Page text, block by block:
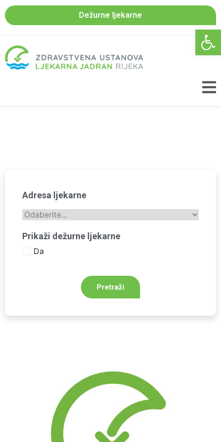
Dežurne ljekarne
Adresa ljekarne
Prikaži dežurne ljekarne
Da
Pretraži